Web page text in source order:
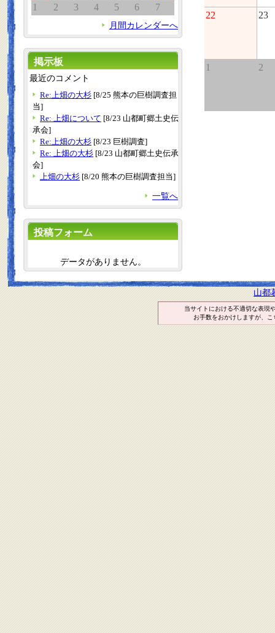
22 23
1 2
1
2 3 4 5 6 7
月間カレンダーへ
掲示板
最近のコメント
Re:上畑の大杉 [8/25 熊本の巨樹調査担
当]
Re: 上畑について [8/23 山都町郷土史伝
承会]
Re:上畑の大杉 [8/23 巨樹調査]
Re: 上畑の大杉 [8/23 山都町郷土史伝承
会]
上畑の大杉 [8/20 熊本の巨樹調査担当]
一覧へ
投稿フォーム
データがありません。
山都
当サイトにおける不適切な表現
お手数をおかけしますが、こ